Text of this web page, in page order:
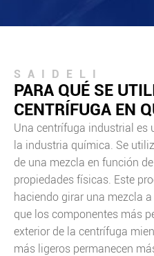
SAIDELI
PARA QUÉ SE
CENTRÍFUGA EN
Una centrífuga industrial es
la industria química. Se
de una mezcla en función
propiedades físicas. Este
haciendo girar una mezcla
que los componentes más
exterior de la centrífuga
más ligeros permanecen